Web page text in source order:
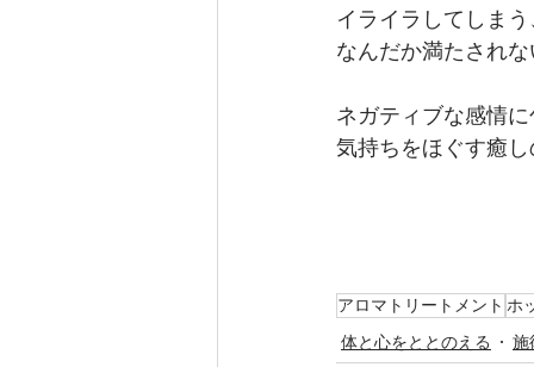
イライラしてしまう
なんだか満たされ
ネガティブな感情
気持ちをほぐす癒
アロマトリートメント ホ
体と心をととのえる
施